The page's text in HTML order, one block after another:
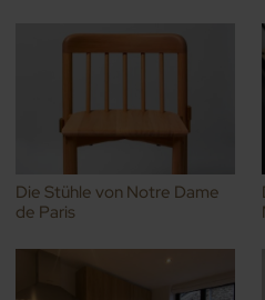
Die Stühle von Notre Dame
de Paris